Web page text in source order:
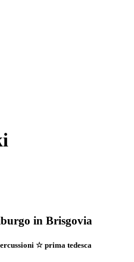
in Brisgovia
☆ prima tedesca